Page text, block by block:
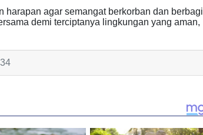
harapan agar semangat berkorban dan berbagi
demi terciptanya lingkungan yang aman,